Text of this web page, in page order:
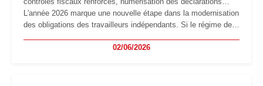
L'année 2026 marque une nouvelle étape dans la modernisation
des obligations des travailleurs indépendants. Si le régime de
les auto-entrepreneurs devront s'adapter à un environnement
02/06/2026